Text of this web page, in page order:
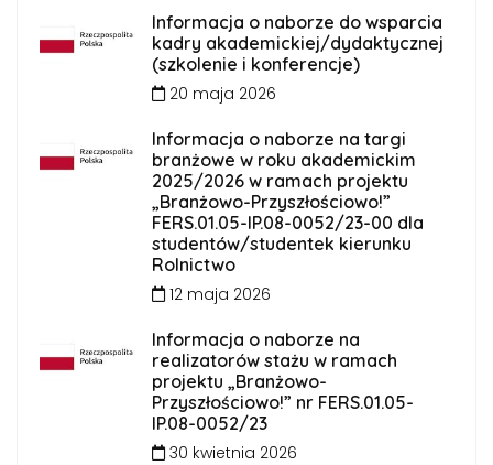
Informacja o naborze do wsparcia
kadry akademickiej/dydaktycznej
(szkolenie i konferencje)
20 maja 2026
Informacja o naborze na targi
branżowe w roku akademickim
2025/2026 w ramach projektu
„Branżowo-Przyszłościowo!”
FERS.01.05-IP.08-0052/23-00 dla
studentów/studentek kierunku
Rolnictwo
12 maja 2026
Informacja o naborze na
realizatorów stażu w ramach
projektu „Branżowo-
Przyszłościowo!” nr FERS.01.05-
IP.08-0052/23
30 kwietnia 2026